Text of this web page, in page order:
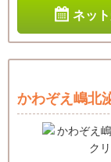
ネッ
かわぞえ嶋北